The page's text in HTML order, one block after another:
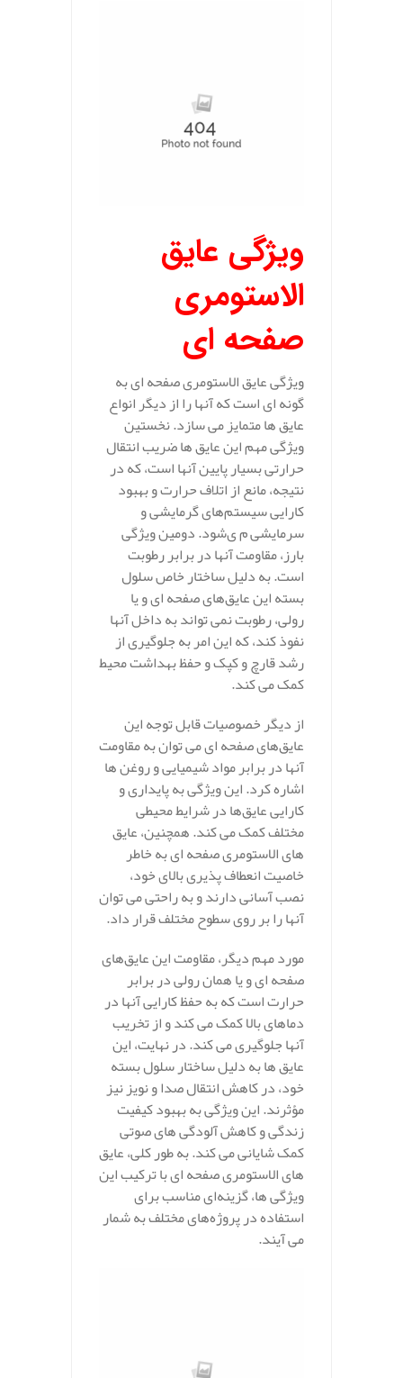
ویژگی عایق
الاستومری
صفحه ای
ویژگی‌ عایق‌ الاستومری صفحه‌ ای به
گونه‌ ای است که آنها را از دیگر انواع
عایق‌ ها متمایز می‌ سازد. نخستین
ویژگی مهم این عایق‌ ها ضریب انتقال
حرارتی بسیار پایین آنها است، که در
نتیجه، مانع از اتلاف حرارت و بهبود
کارایی سیستم‌های گرمایشی و
سرمایشی م ی‌شود. دومین ویژگی
بارز، مقاومت آنها در برابر رطوبت
است. به دلیل ساختار خاص سلول
بسته این عایق‌های صفحه ای و یا
رولی، رطوبت نمی‌ تواند به داخل آنها
نفوذ کند، که این امر به جلوگیری از
رشد قارچ و کپک و حفظ بهداشت محیط
کمک می‌ کند.
از دیگر خصوصیات قابل توجه این
عایق‌های صفحه ای می‌ توان به مقاومت
آنها در برابر مواد شیمیایی و روغن‌ ها
اشاره کرد. این ویژگی به پایداری و
کارایی عایق‌ها در شرایط محیطی
مختلف کمک می‌ کند. همچنین، عایق‌
های الاستومری صفحه‌ ای به خاطر
خاصیت انعطاف‌ پذیری بالای خود،
نصب آسانی دارند و به راحتی می‌ توان
آنها را بر روی سطوح مختلف قرار داد.
مورد مهم دیگر، مقاومت این عایق‌های
صفحه ای و یا همان رولی در برابر
حرارت است که به حفظ کارایی آنها در
دماهای بالا کمک می‌ کند و از تخریب
آنها جلوگیری می‌ کند. در نهایت، این
عایق‌ ها به دلیل ساختار سلول بسته
خود، در کاهش انتقال صدا و نویز نیز
مؤثرند. این ویژگی به بهبود کیفیت
زندگی و کاهش آلودگی‌ های صوتی
کمک شایانی می‌ کند. به طور کلی، عایق‌
های الاستومری صفحه‌ ای با ترکیب این
ویژگی‌ ها، گزینه‌ای مناسب برای
استفاده در پروژه‌های مختلف به شمار
می‌ آیند.